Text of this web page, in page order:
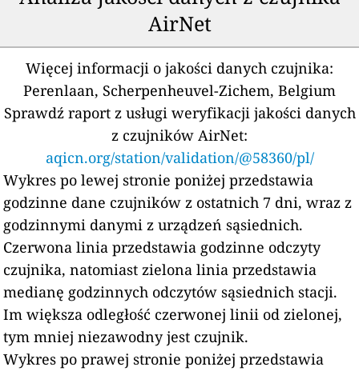
AirNet
Więcej informacji o jakości danych czujnika:
Perenlaan, Scherpenheuvel-Zichem, Belgium
Sprawdź raport z usługi weryfikacji jakości danych
z czujników AirNet:
aqicn.org/station/validation/@58360/pl/
Wykres po lewej stronie poniżej przedstawia
godzinne dane czujników z ostatnich 7 dni, wraz z
godzinnymi danymi z urządzeń sąsiednich.
Czerwona linia przedstawia godzinne odczyty
czujnika, natomiast zielona linia przedstawia
medianę godzinnych odczytów sąsiednich stacji.
Im większa odległość czerwonej linii od zielonej,
tym mniej niezawodny jest czujnik.
Wykres po prawej stronie poniżej przedstawia